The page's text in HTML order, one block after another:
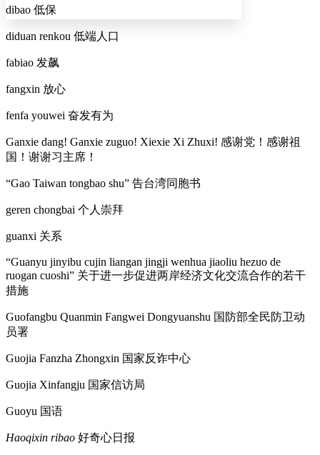
Margins
Increase text margins
Reset to Defaults
dibao 低保
diduan renkou 低端人口
fabiao 发飙
fangxin 放心
fenfa youwei 奋发有为
Ganxie dang! Ganxie zuguo! Xiexie Xi Zhuxi! 感谢党 ！ 感谢祖
国 ！ 谢谢习主席 ！
“Gao Taiwan tongbao shu” 告台湾同胞书
geren chongbai 个人崇拜
guanxi 关系
“Guanyu jinyibu cujin liangan jingji wenhua jiaoliu hezuo de
ruogan cuoshi” 关于进一步促进两岸经济文化交流合作的若干
措施
Guofangbu Quanmin Fangwei Dongyuanshu 国防部全民防卫动
员署
Guojia Fanzha Zhongxin 国家反诈中心
Guojia Xinfangju 国家信访局
Guoyu 国语
Haoqixin ribao 好奇心日报